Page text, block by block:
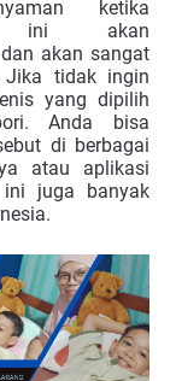
ketika
ini akan
akan sangat
Jika tidak ingin
yang dipilih
Anda bisa
di berbagai
atau aplikasi
juga banyak